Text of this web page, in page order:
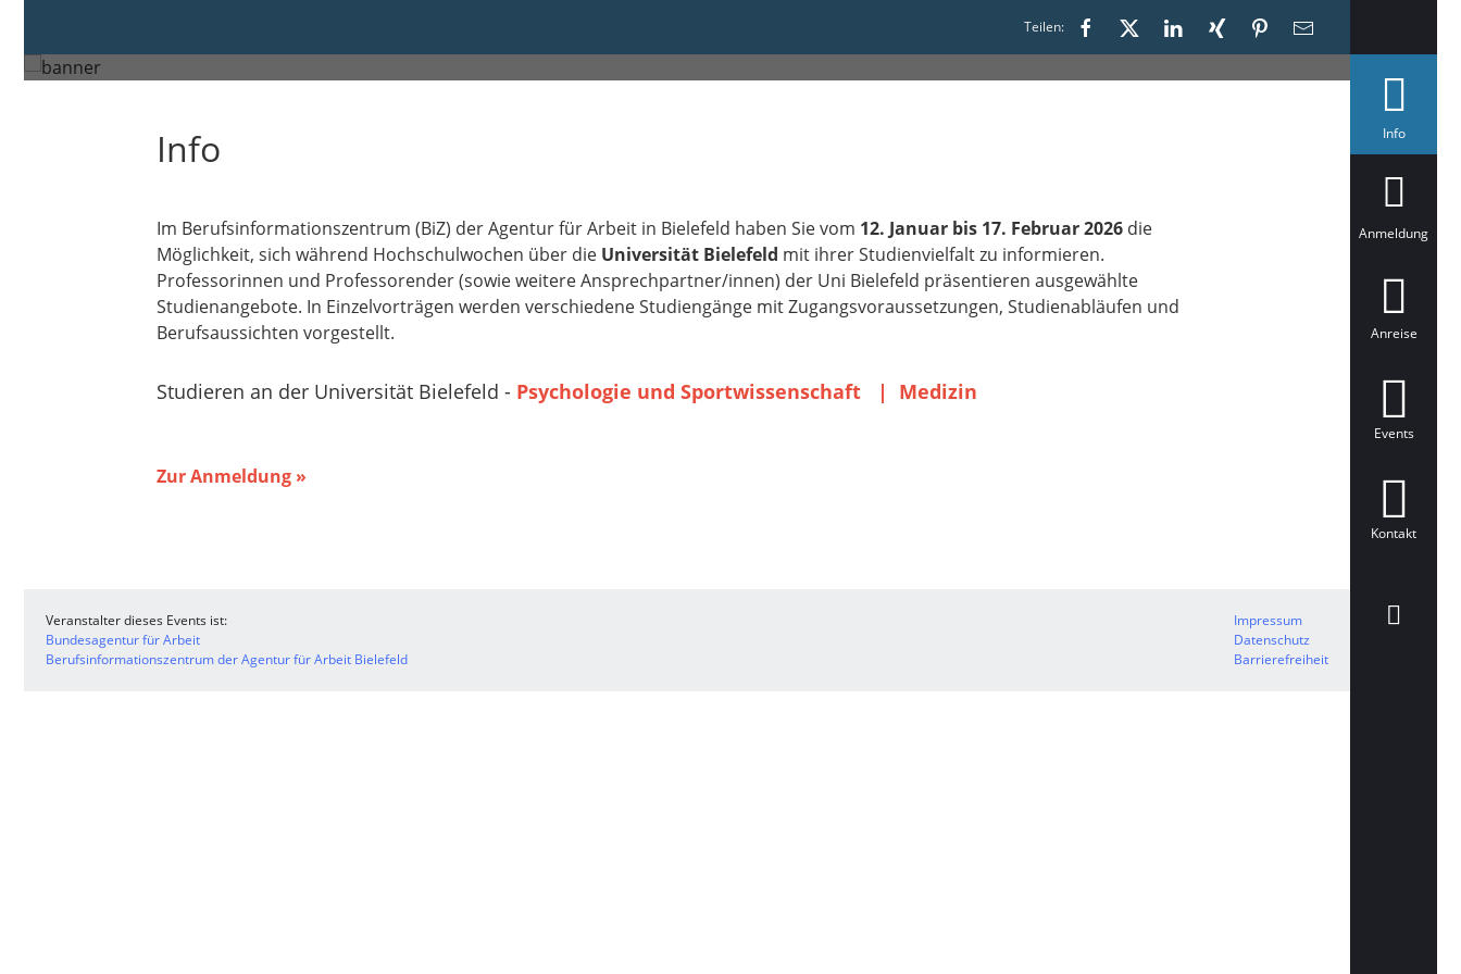
Teilen:
Infoa
ä
t
Anmeldung
Anreise
Events
Kontakt
Info
Im Berufsinformationszentrum (BiZ) der Agentur für Arbeit in Bielefeld haben Sie vom 12. Januar bis 17. Februar 2026 die
Möglichkeit, sich während Hochschulwochen über die Universität Bielefeld mit ihrer Studienvielfalt zu informieren.
Professorinnen und Professorender (sowie weitere Ansprechpartner/innen) der Uni Bielefeld präsentieren ausgewählte
Studienangebote. In Einzelvorträgen werden verschiedene Studiengänge mit Zugangsvoraussetzungen, Studienabläufen und
Berufsaussichten vorgestellt.
Studieren an der Universität Bielefeld - Psychologie und Sportwissenschaft | Medizin
Zur Anmeldung »
Veranstalter dieses Events ist:
Bundesagentur für Arbeit
Berufsinformationszentrum der Agentur für Arbeit Bielefeld
Impressum
Datenschutz
Barrierefreiheit